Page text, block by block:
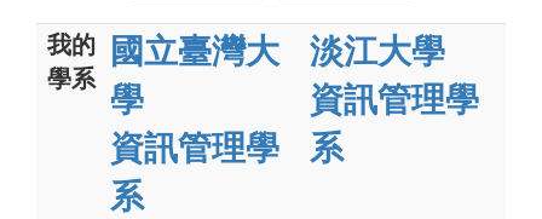
我的
學系
國立臺灣大
學
資訊管理學
系
淡江大學
資訊管理學
系